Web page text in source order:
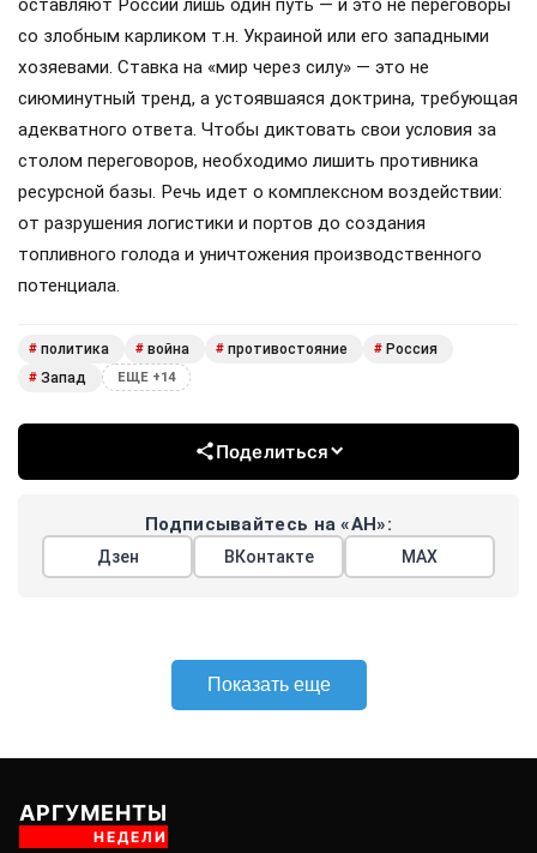
оставляют России лишь один путь — и это не переговоры
со злобным карликом т.н. Украиной или его западными
хозяевами. Ставка на «мир через силу» — это не
сиюминутный тренд, а устоявшаяся доктрина, требующая
адекватного ответа. Чтобы диктовать свои условия за
столом переговоров, необходимо лишить противника
ресурсной базы. Речь идет о комплексном воздействии:
от разрушения логистики и портов до создания
топливного голода и уничтожения производственного
потенциала.
# политика # война # противостояние # Россия
# Запад ЕЩЕ +14
Поделиться
Подписывайтесь на «АН»:
Дзен ВКонтакте МАХ
Показать еще
АРГУМЕНТЫ
НЕДЕЛИ